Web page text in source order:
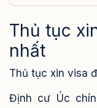
Thủ tục
nhất
Thủ tục xin visa
Định cư Úc